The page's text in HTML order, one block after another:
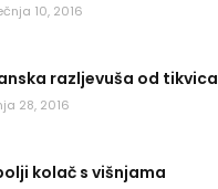
10, 2016
razljevuša od tikvica
28, 2016
kolač s višnjama